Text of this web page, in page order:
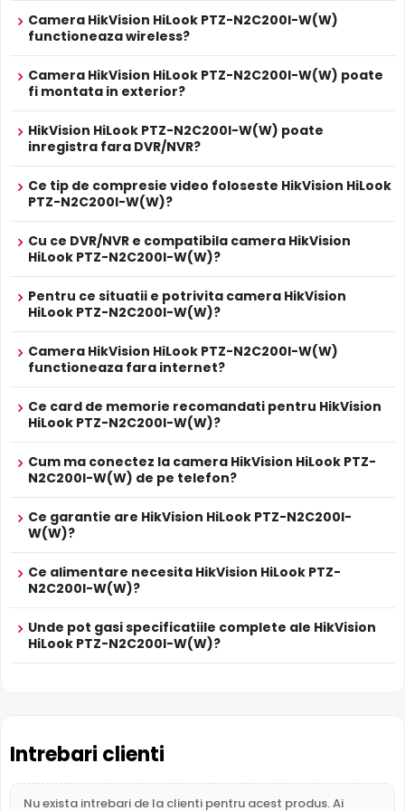
Infrarosu Inteligent (Smart IR)
HikVision HiLook PTZ-N2C200I-W(W) este dotata cu
automat intensitatea iluminatorului in infrarosu in functie
de distanta obiectului, eliminand riscul de suprasaturare
a imaginii la distante mici.
HikVision HiLook PTZ-N2C200I-W(W) dispune demicrofon
incorporatcare permite inregistrarea audio in timp real.
verificarea evenimentelor si conversatiilor din zona
Difuzor Incorporat
W(W) permite comunicare bidirectionala: puteti avertiza
intrusii, comunica cu vizitatorii sau emite mesaje
presetate direct prin camera.
HikVision HiLook PTZ-N2C200I-W(W) dispune de
, permitand transmisia datelor fara fir.
HikVision HiLook PTZ-N2C200I-W(W) dispune de
microSDincorporat, permitand inregistrarea locala
direct pe camera. Utila ca backup sau pentru instalari
Alimentare
12V DC / 10 W
Sursa de alimentare NU este inclusa
POE
Nu
PROSPECT PRODUCATOR
tehnic
HikVision HiLook PTZ-N2C200I-W(W)
W(W) au caracter informativ.
Camera HikVision HiLook PTZ-N2C200I-W(W)
functioneaza wireless?
Camera HikVision HiLook PTZ-N2C200I-W(W) poate
fi montata in exterior?
HikVision HiLook PTZ-N2C200I-W(W) poate
inregistra fara DVR/NVR?
Ce tip de compresie video foloseste HikVision HiLook
PTZ-N2C200I-W(W)?
Cu ce DVR/NVR e compatibila camera HikVision
HiLook PTZ-N2C200I-W(W)?
Pentru ce situatii e potrivita camera HikVision
HiLook PTZ-N2C200I-W(W)?
Camera HikVision HiLook PTZ-N2C200I-W(W)
functioneaza fara internet?
Ce card de memorie recomandati pentru HikVision
HiLook PTZ-N2C200I-W(W)?
Cum ma conectez la camera HikVision HiLook PTZ-
N2C200I-W(W) de pe telefon?
Ce garantie are HikVision HiLook PTZ-N2C200I-
W(W)?
Ce alimentare necesita HikVision HiLook PTZ-
N2C200I-W(W)?
Unde pot gasi specificatiile complete ale HikVision
HiLook PTZ-N2C200I-W(W)?
Intrebari clienti
Nu exista intrebari de la clienti pentru acest produs. Ai